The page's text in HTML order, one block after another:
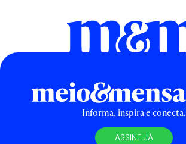
Informa, inspira e conecta.
ASSINE JÁ